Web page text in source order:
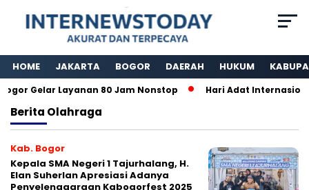
HOME JAKARTA BOGOR DAERAH HUKUM
Gelar Layanan 80 Jam Nonstop Hari Adat Internasional
Berita Olahraga
Kab. Bogor
Kepala SMA Negeri 1 Tajurhalang, H.
Elan Suherlan Apresiasi Adanya
Penyelenggaraan Kabogorfest 2025